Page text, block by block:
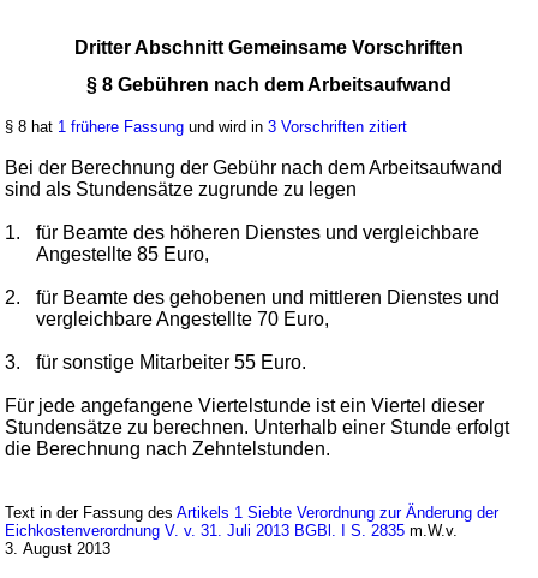
Dritter Abschnitt Gemeinsame Vorschriften
§ 8 Gebühren nach dem Arbeitsaufwand
§ 8 hat 1 frühere Fassung und wird in3 Vorschriften zitiert
Bei der Berechnung der Gebühr nach dem Arbeitsaufwand
sind als Stundensätze zugrunde zu legen
1.
für Beamte des höheren Dienstes und vergleichbare
Angestellte 85 Euro,
2.
für Beamte des gehobenen und mittleren Dienstes und
vergleichbare Angestellte 70 Euro,
3. für sonstige Mitarbeiter 55 Euro.
Für jede angefangene Viertelstunde ist ein Viertel dieser
Stundensätze zu berechnen. Unterhalb einer Stunde erfolgt
die Berechnung nach Zehntelstunden.
Text in der Fassung desArtikels 1 Siebte Verordnung zur Änderung der
Eichkostenverordnung V. v. 31. Juli 2013 BGBl. I S. 2835 m.W.v.
3. August 2013